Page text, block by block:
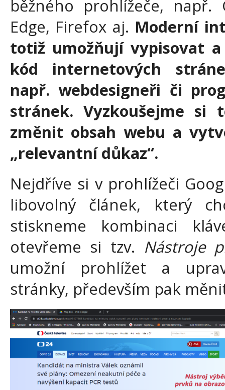
běžného prohlížeče, např.
Edge, Firefox aj. Moderní
totiž umožňují vypisovat
kód internetových
např. webdesigneři či
stránek. Vyzkoušejme si
změnit obsah webu a
„relevantní důkaz“.
Nejdříve si v prohlížeči
libovolný článek, který
stiskneme kombinaci
otevřeme si tzv. Nástroje
umožní prohlížet a
stránky, především pak